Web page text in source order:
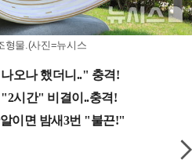
물.(사진=뉴시스